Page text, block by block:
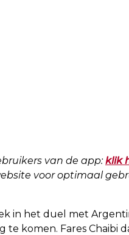
van de app:klik
voor optimaal
in het duel met
te komen. Fares Chaibi